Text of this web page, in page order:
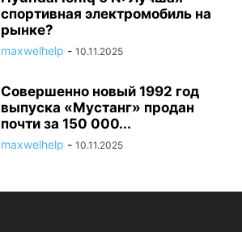
спортивная электромобиль на
рынке?
maxwelhelp - 10.11.2025
Совершенно новый 1992 год
выпуска «Мустанг» продан
почти за 150 000...
maxwelhelp - 10.11.2025